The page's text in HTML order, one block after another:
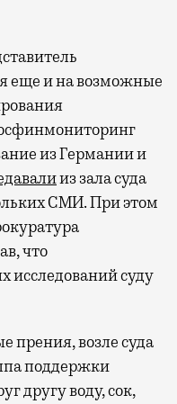
еще и на возможные
из Германии и
из зала суда
СМИ. При этом
что
исследований суду
прения, возле суда
поддержки
другу воду, сок,